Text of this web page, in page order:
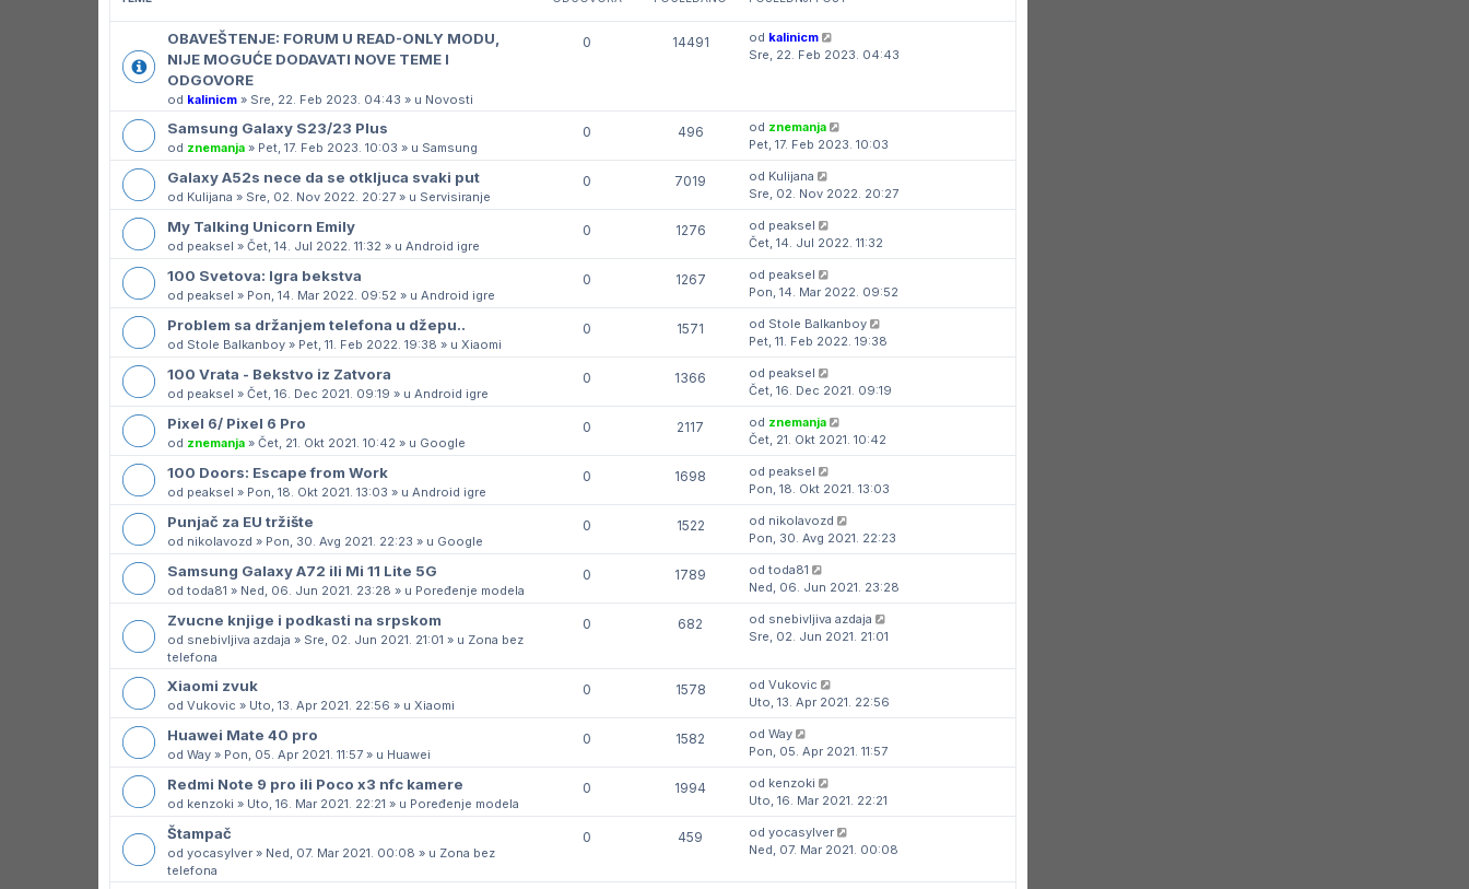
OBAVEŠTENJE: FORUM U READ-ONLY MODU,
NIJE MOGUĆE DODAVATI NOVE TEME I
ODGOVORE
od kalinicm» Sre, 22. Feb 2023. 04:43 » u Novosti
0 14491 od kalinicm
Sre, 22. Feb 2023. 04:43
Samsung Galaxy S23/23 Plus
od znemanja» Pet, 17. Feb 2023. 10:03 » u Samsung
0 496 od znemanja
Pet, 17. Feb 2023. 10:03
Galaxy A52s nece da se otkljuca svaki put
od Kulijana » Sre, 02. Nov 2022. 20:27» u Servisiranje
0 7019 od Kulijana
Sre, 02. Nov 2022. 20:27
My Talking Unicorn Emily
od peaksel » Čet, 14. Jul 2022. 11:32 » u Android igre
0 1276 od peaksel
Čet, 14. Jul 2022. 11:32
100 Svetova: Igra bekstva
od peaksel » Pon, 14. Mar 2022. 09:52 » u Android igre
0 1267 od peaksel
Pon, 14. Mar 2022. 09:52
Problem sa držanjem telefona u džepu..
od Stole Balkanboy» Pet, 11. Feb 2022. 19:38 » u Xiaomi
0 1571 od Stole Balkanboy
Pet, 11. Feb 2022. 19:38
100 Vrata - Bekstvo iz Zatvora
od peaksel » Čet, 16. Dec 2021. 09:19 » u Android igre
0 1366 od peaksel
Čet, 16. Dec 2021. 09:19
Pixel 6/ Pixel 6 Pro
od znemanja» Čet, 21. Okt 2021. 10:42 » u Google
0 2117 od znemanja
Čet, 21. Okt 2021. 10:42
100 Doors: Escape from Work
od peaksel » Pon, 18. Okt 2021. 13:03 » u Android igre
0 1698 od peaksel
Pon, 18. Okt 2021. 13:03
Punjač za EU tržište
od nikolavozd » Pon, 30. Avg 2021. 22:23 » u Google
0 1522 od nikolavozd
Pon, 30. Avg 2021. 22:23
Samsung Galaxy A72 ili Mi 11 Lite 5G
od toda81 » Ned, 06. Jun 2021. 23:28 » u Poređenje modela
0 1789 od toda81
Ned, 06. Jun 2021. 23:28
Zvucne knjige i podkasti na srpskom
od snebivljiva azdaja » Sre, 02. Jun 2021. 21:01 » u Zona bez
telefona
0 682 od snebivljiva azdaja
Sre, 02. Jun 2021. 21:01
Xiaomi zvuk
od Vukovic » Uto, 13. Apr 2021. 22:56 » u Xiaomi
0 1578 od Vukovic
Uto, 13. Apr 2021. 22:56
Huawei Mate 40 pro
od Way» Pon, 05. Apr 2021. 11:57» u Huawei
0 1582 od Way
Pon, 05. Apr 2021. 11:57
Redmi Note 9 pro ili Poco x3 nfc kamere
od kenzoki » Uto, 16. Mar 2021. 22:21 » u Poređenje modela
0 1994 od kenzoki
Uto, 16. Mar 2021. 22:21
Štampač
od yocasylver» Ned, 07. Mar 2021. 00:08 » u Zona bez
telefona
0 459 od yocasylver
Ned, 07. Mar 2021. 00:08